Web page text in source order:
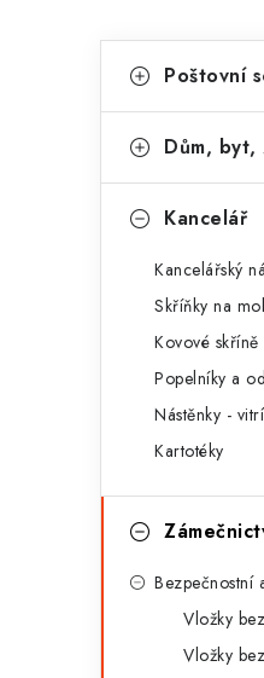
kategorie
a
e
Poštovní
Dům, byt,
Kancelář
Kancelářský
Skříňky na
Kovové skříně
Popelníky a
Nástěnky -
Kartotéky
Bezpečnostní
Vložky
Vložky